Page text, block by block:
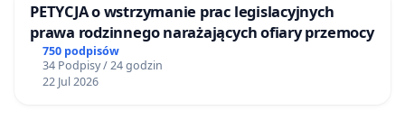
PETYCJA o wstrzymanie prac legislacyjnych
prawa rodzinnego narażających ofiary przemocy
750 podpisów
34 Podpisy / 24 godzin
22 Jul 2026